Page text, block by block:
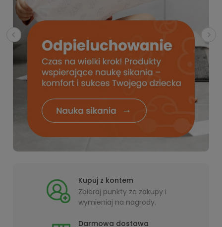
Kupuj z kontem
Zbieraj punkty za zakupy i
wymieniaj na nagrody.
Darmowa dostawa